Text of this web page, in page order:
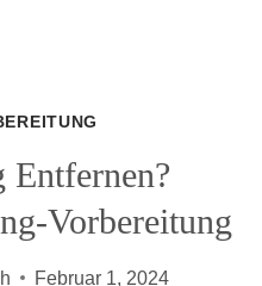
Entfernen?
Vorbereitung
Februar 1, 2024